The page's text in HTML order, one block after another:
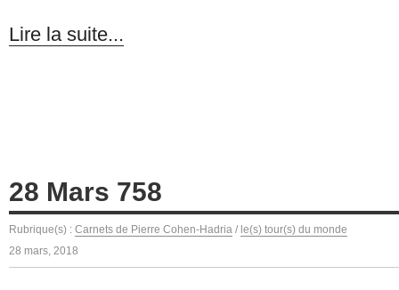
Lire la suite...
28 Mars 758
Rubrique(s) : Carnets de Pierre Cohen-Hadria / le(s) tour(s) du monde
28 mars, 2018